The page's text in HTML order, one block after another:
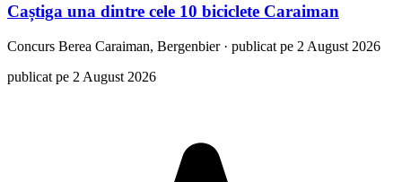
Caștiga una dintre cele 10 biciclete Caraiman
Concurs Berea Caraiman, Bergenbier· publicat pe 2 August 2026
publicat pe 2 August 2026